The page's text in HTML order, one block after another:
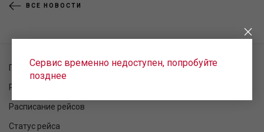
ВСЕ НОВОСТИ
Сервис временно недоступен, попробуйте
позднее
Проверка заказа
Регистрация на рейс
Расписание рейсов
Статус рейса